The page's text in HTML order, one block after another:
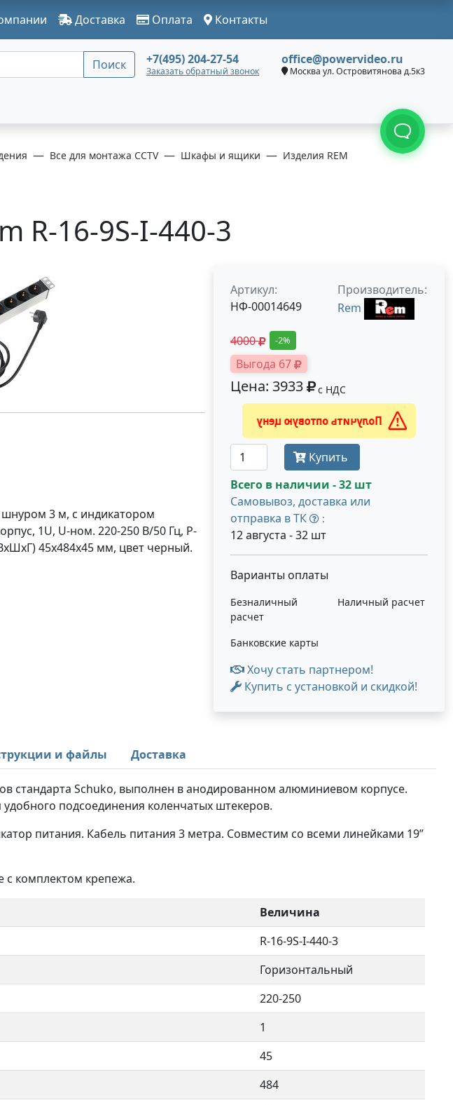
Доставка Оплата Контакты
Поиск +7(495) 204-27-54
Заказать обратный звонок
office@powervideo.ru
Москва ул. Островитянова д.5к3
Все для монтажа CCTV Шкафы и ящики Изделия REM
R-16-9S-I-440-3
шнуром 3 м, с индикатором
1U, U-ном. 220-250 В/50 Гц, P-
45х484х45 мм, цвет черный.
Артикул:
НФ-00014649
Производитель:
Rem
4000 -2%
Выгода 67
Цена: 3933 с НДС
Получить оптовую цену
Купить
Всего в наличии - 32 шт
Самовывоз, доставка или
отправка в ТК
:
12 августа - 32 шт
Варианты оплаты
Безналичный
расчет
Наличный расчет
Банковские карты
Хочу стать партнером!
Купить с установкой и скидкой!
и файлы Доставка
стандарта Schuko, выполнен в анодированном алюминиевом корпусе.
подсоединения коленчатых штекеров.
питания. Кабель питания 3 метра. Совместим со всеми линейками 19”
с комплектом крепежа.
Величина
R-16-9S-I-440-3
Горизонтальный
220-250
1
45
484